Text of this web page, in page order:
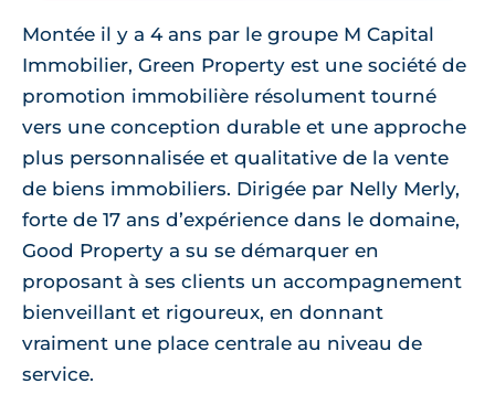
Montée il y a 4 ans par le groupe M Capital
Immobilier, Green Property est une société de
promotion immobilière résolument tourné
vers une conception durable et une approche
plus personnalisée et qualitative de la vente
de biens immobiliers. Dirigée par Nelly Merly,
forte de 17 ans d’expérience dans le domaine,
Good Property a su se démarquer en
proposant à ses clients un accompagnement
bienveillant et rigoureux, en donnant
vraiment une place centrale au niveau de
service.